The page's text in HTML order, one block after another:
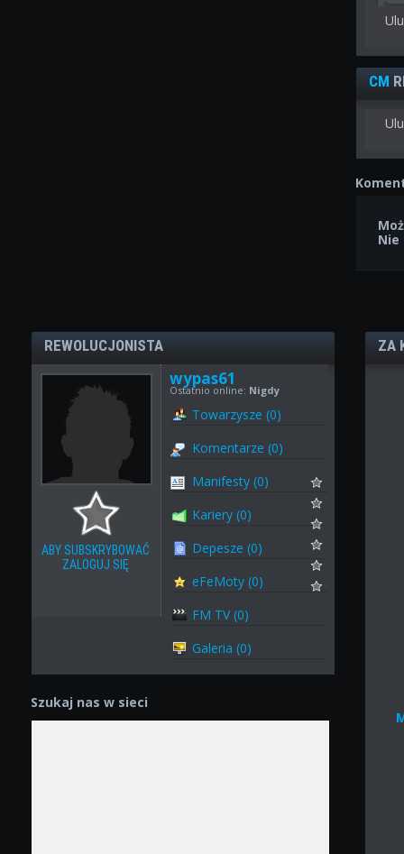
CM
REWOLUCJONISTA
ABY SUBSKRYBOWAĆ
ZALOGUJ SIĘ
wypas61
Ostatnio online: Nigdy
Towarzysze (0)
Komentarze (0)
Manifesty (0)
Kariery (0)
Depesze (0)
eFeMoty (0)
FM TV (0)
Galeria (0)
Szukaj nas w sieci
ZA